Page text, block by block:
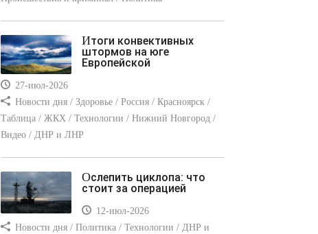
Итоги конвективных
штормов на юге
Европейской
27-июл-2026
Новости дня / Здоровье / Россия / Красноярск /
Таблица / ЖКХ / Технологии / Нижний Новгород /
Видео / ДНР и ЛНР
Ослепить циклопа: что
стоит за операцией
12-июл-2026
Новости дня / Политика / Технологии / ДНР и